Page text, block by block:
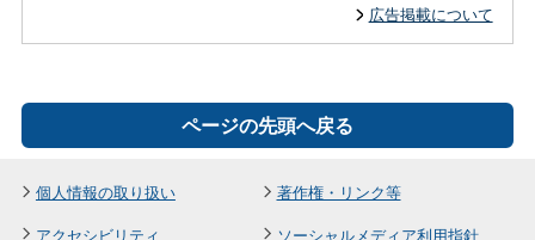
広告掲載について
ページの先頭へ戻る
個人情報の取り扱い
著作権・リンク等
アクセシビリティ
ソーシャルメディア利用指針